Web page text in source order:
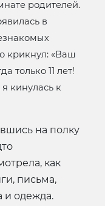
родителей.
в
крикнул: «Ваш
только 11 лет!
кинулась к
на полку
как
письма,
и одежда.